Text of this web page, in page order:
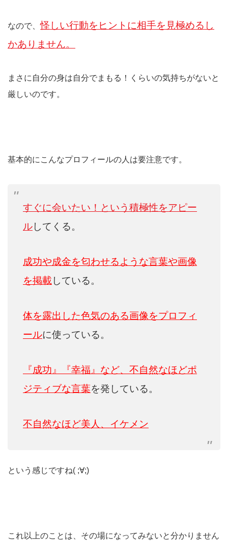
なので、怪しい行動をヒントに相手を見極めるし
かありません。
まさに自分の身は自分でまもる！くらいの気持ちがないと
厳しいのです。
基本的にこんなプロフィールの人は要注意です。
すぐに会いたい！という積極性をアピー
ルしてくる。
成功や成金を匂わせるような言葉や画像
を掲載 している。
体を露出した色気のある画像をプロフィ
ールに使っている。
『成功』『幸福』など、不自然なほどポ
ジティブな言葉を発している。
不自然なほど美人、イケメン
という感じですね( ;∀;)
これ以上のことは、その場になってみないと分かりません